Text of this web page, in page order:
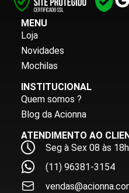
MENU
Loja
Novidades
Mochilas
INSTITUCIONAL
Quem somos ?
Blog da Acionna
ATENDIMENTO AO
Seg à Sex 08 às 18h
(11) 96381-3154